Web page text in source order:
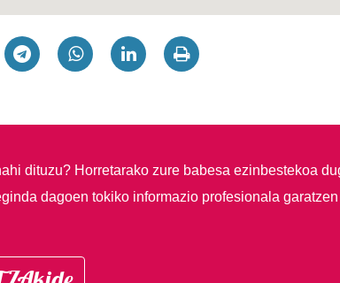
dituzu? Horretarako zure babesa ezinbestekoa
dagoen tokiko informazio profesionala garatzen